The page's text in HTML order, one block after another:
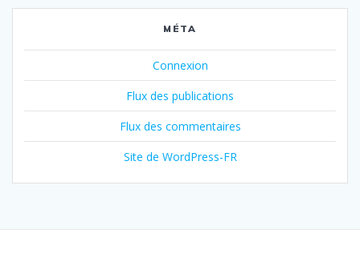
MÉTA
Connexion
Flux des publications
Flux des commentaires
Site de WordPress-FR